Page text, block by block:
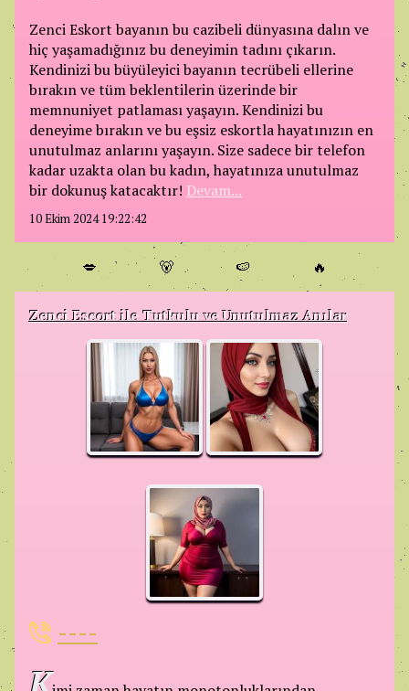
Zenci Eskort bayanın bu cazibeli dünyasına dalın ve
hiç yaşamadığınız bu deneyimin tadını çıkarın.
Kendinizi bu büyüleyici bayanın tecrübeli ellerine
bırakın ve tüm beklentilerin üzerinde bir
memnuniyet patlaması yaşayın. Kendinizi bu
deneyime bırakın ve bu eşsiz eskortla hayatınızın en
unutulmaz anlarını yaşayın. Size sadece bir telefon
kadar uzakta olan bu kadın, hayatınıza unutulmaz
bir dokunuş katacaktır! Devam...
10 Ekim 2024 19:22:42
💋 🐻 🍉 🔥
Zenci Escort ile Tutkulu ve Unutulmaz Anılar
----